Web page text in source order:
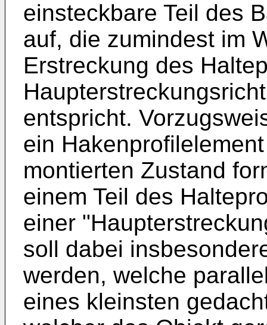
einsteckbare Teil des
auf, die zumindest im
Erstreckung des
entspricht.
ein
montierten Zustand
einem Teil des
einer
soll dabei
werden, welche
eines kleinsten